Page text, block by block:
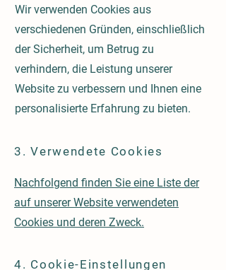
Wir verwenden Cookies aus
verschiedenen Gründen, einschließlich
der Sicherheit, um Betrug zu
verhindern, die Leistung unserer
Website zu verbessern und Ihnen eine
personalisierte Erfahrung zu bieten.
3. Verwendete Cookies
Nachfolgend finden Sie eine Liste der
auf unserer Website verwendeten
Cookies und deren Zweck.
4. Cookie-Einstellungen